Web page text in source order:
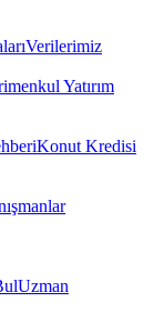
Verilerimiz
Yatırım
Konut Kredisi
Uzman